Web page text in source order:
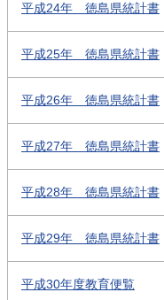
平成24年 徳島県統計書
平成25年 徳島県統計書
平成26年 徳島県統計書
平成27年 徳島県統計書
平成28年 徳島県統計書
平成29年 徳島県統計書
平成30年度教育便覧